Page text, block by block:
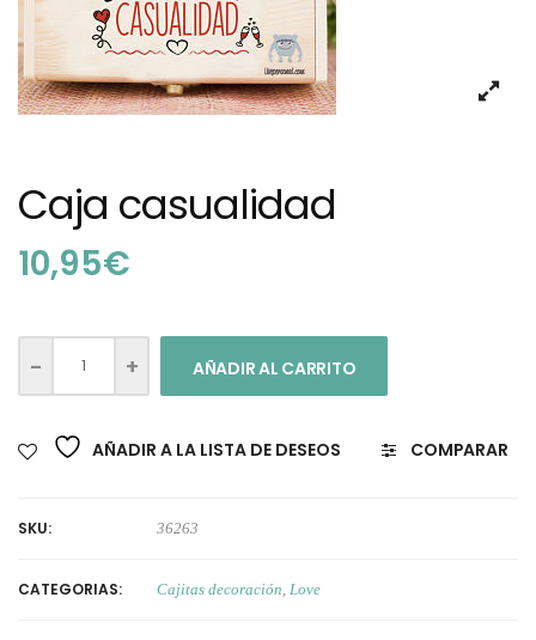
Caja casualidad
10,95€
AÑADIR AL CARRITO
AÑADIR A LA LISTA DE DESEOS COMPARAR
SKU: 36263
CATEGORIAS: Cajitas decoración, Love